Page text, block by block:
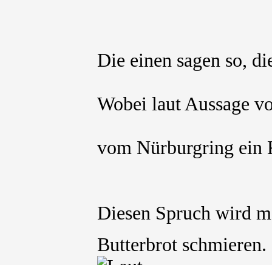
Die einen sagen so,
Wobei laut Aussage
vom Nürburgring
Diesen Spruch wird
Butterbrot